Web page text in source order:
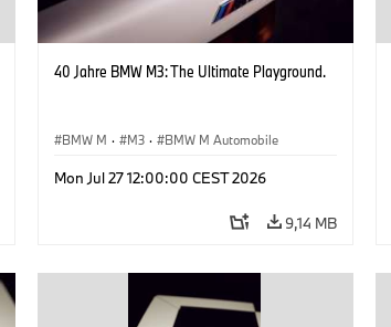
40 Jahre BMW M3: The Ultimate Playground.
BMW M · M3 · BMW M Automobile
Mon Jul 27 12:00:00 CEST 2026
9,14 MB